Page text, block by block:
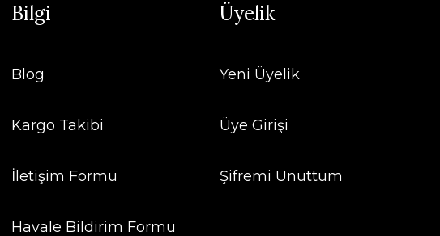
Bilgi
Blog
Kargo Takibi
İletişim Formu
Havale Bildirim Formu
Üyelik
Yeni Üyelik
Üye Girişi
Şifremi Unuttum